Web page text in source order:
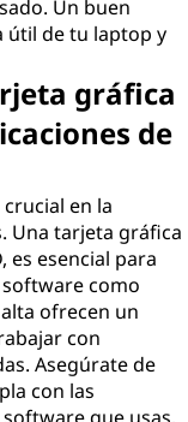
Un buen
útil de tu laptop y
gráfica
de
en la
Una tarjeta gráfica
es esencial para
como
ofrecen un
con
Asegúrate de
con las